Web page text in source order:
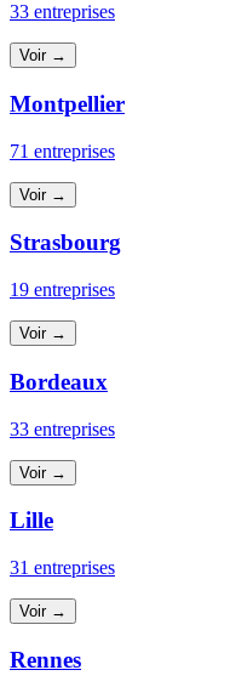
33 entreprises
Voir →
Montpellier
71 entreprises
Voir →
Strasbourg
19 entreprises
Voir →
Bordeaux
33 entreprises
Voir →
Lille
31 entreprises
Voir →
Rennes